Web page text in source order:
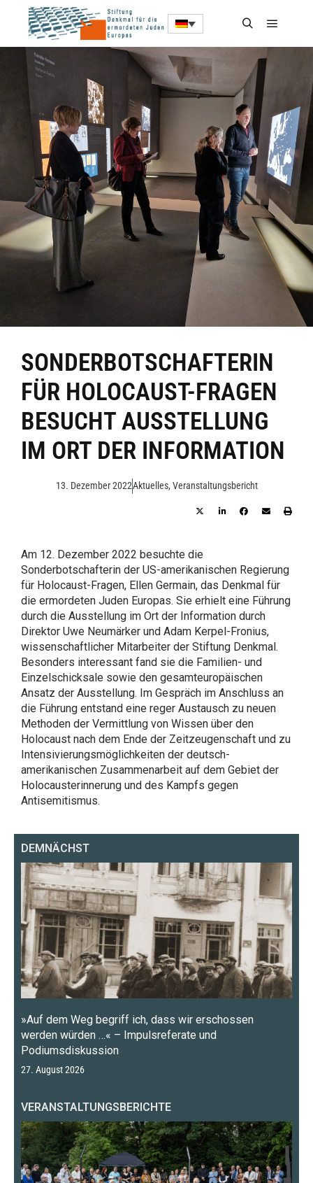
SONDERBOTSCHAFTERIN
FÜR HOLOCAUST-FRAGEN
BESUCHT AUSSTELLUNG
IM ORT DER INFORMATION
13. Dezember 2022Aktuelles, Veranstaltungsbericht
Am 12. Dezember 2022 besuchte die
Sonderbotschafterin der US-amerikanischen Regierung
für Holocaust-Fragen, Ellen Germain, das Denkmal für
die ermordeten Juden Europas. Sie erhielt eine Führung
durch die Ausstellung im Ort der Information durch
Direktor Uwe Neumärker und Adam Kerpel-Fronius,
wissenschaftlicher Mitarbeiter der Stiftung Denkmal.
Besonders interessant fand sie die Familien- und
Einzelschicksale sowie den gesamteuropäischen
Ansatz der Ausstellung. Im Gespräch im Anschluss an
die Führung entstand eine reger Austausch zu neuen
Methoden der Vermittlung von Wissen über den
Holocaust nach dem Ende der Zeitzeugenschaft und zu
Intensivierungsmöglichkeiten der deutsch-
amerikanischen Zusammenarbeit auf dem Gebiet der
Holocausterinnerung und des Kampfs gegen
Antisemitismus.
DEMNÄCHST
»Auf dem Weg begriff ich, dass wir erschossen
werden würden …« – Impulsreferate und
Podiumsdiskussion
27. August 2026
VERANSTALTUNGSBERICHTE